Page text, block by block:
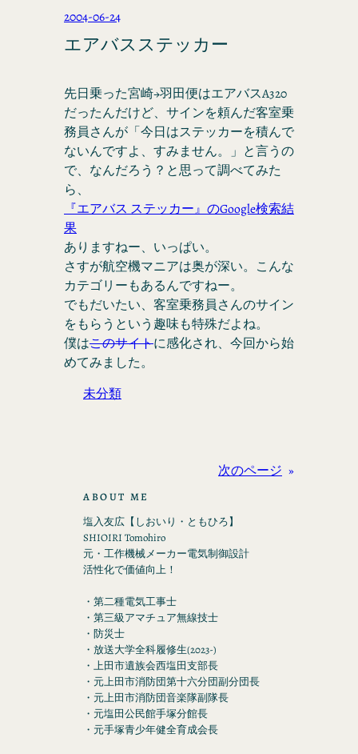
2004-06-24
エアバスステッカー
先日乗った宮崎→羽田便はエアバスA320
だったんだけど、サインを頼んだ客室乗
務員さんが「今日はステッカーを積んで
ないんですよ、すみません。」と言うの
で、なんだろう？と思って調べてみた
ら、
『エアバス ステッカー』のGoogle検索結
果
ありますねー、いっぱい。
さすが航空機マニアは奥が深い。こんな
カテゴリーもあるんですねー。
でもだいたい、客室乗務員さんのサイン
をもらうという趣味も特殊だよね。
僕はこのサイトに感化され、今回から始
めてみました。
未分類
次のページ »
ABOUT ME
塩入友広【しおいり・ともひろ】
SHIOIRI Tomohiro
元・工作機械メーカー電気制御設計
活性化で価値向上！
・第二種電気工事士
・第三級アマチュア無線技士
・防災士
・放送大学全科履修生(2023-)
・上田市遺族会西塩田支部長
・元上田市消防団第十六分団副分団長
・元上田市消防団音楽隊副隊長
・元塩田公民館手塚分館長
・元手塚青少年健全育成会長